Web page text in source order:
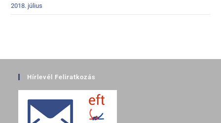
2018. július
Hírlevél Feliratkozás